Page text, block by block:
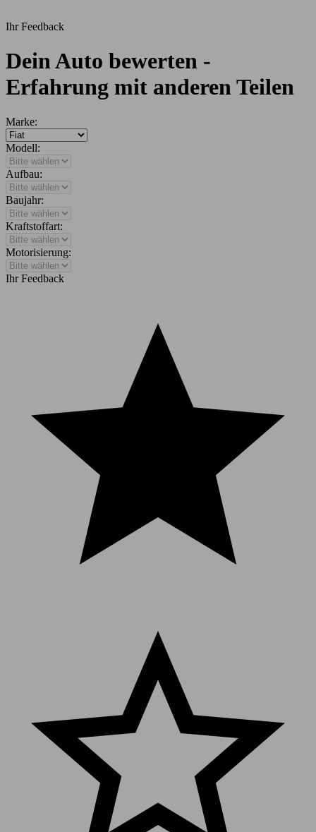
Ihr Feedback
Dein Auto bewerten -
Erfahrung mit anderen Teilen
Marke:
Modell:
Aufbau:
Baujahr:
Kraftstoffart:
Motorisierung:
Ihr Feedback